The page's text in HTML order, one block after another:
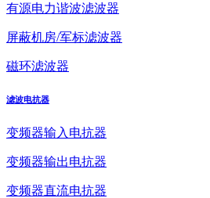
有源电力谐波滤波器
屏蔽机房/军标滤波器
磁环滤波器
滤波电抗器
变频器输入电抗器
变频器输出电抗器
变频器直流电抗器